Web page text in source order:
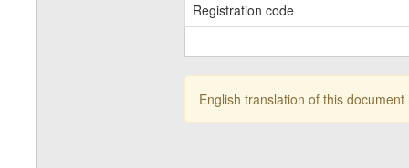
Registration code
English translation of this document